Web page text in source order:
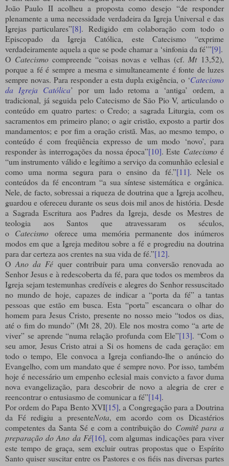
João Paulo II acolheu a proposta como desejo “de responder
plenamente a uma necessidade verdadeira da Igreja Universal e das
Igrejas particulares”[8]. Redigido em colaboração com todo o
Episcopado da Igreja Católica, este Catecismo “exprime
verdadeiramente aquela a que se pode chamar a ‘sinfonia da fé’”[9].
O Catecismocompreende “coisas novas e velhas (cf. Mt13,52),
porque a fé é sempre a mesma e simultaneamente é fonte de luzes
sempre novas. Para responder a esta dupla exigência, o ‘Catecismo
da Igreja Católica’ por um lado retoma a ‘antiga’ ordem, a
tradicional, já seguida pelo Catecismo de São Pio V, articulando o
conteúdo em quatro partes: o Credo; a sagrada Liturgia, com os
sacramentos em primeiro plano; o agir cristão, exposto a partir dos
mandamentos; e por fim a oração cristã. Mas, ao mesmo tempo, o
conteúdo é com freqüência expresso de um modo ‘novo’, para
responder às interrogações da nossa época”[10]. Este Catecismoé
“um instrumento válido e legítimo a serviço da comunhão eclesial e
como uma norma segura para o ensino da fé.”[11]. Nele os
conteúdos da fé encontram “a sua síntese sistemática e orgânica.
Nele, de facto, sobressai a riqueza de doutrina que a Igreja acolheu,
guardou e ofereceu durante os seus dois mil anos de história. Desde
a Sagrada Escritura aos Padres da Igreja, desde os Mestres de
teologia aos Santos que atravessaram os séculos,
o Catecismo oferece uma memória permanente dos inúmeros
modos em que a Igreja meditou sobre a fé e progrediu na doutrina
para dar certeza aos crentes na sua vida de fé.”[12].
O Ano da Féquer contribuir para uma conversão renovada ao
Senhor Jesus e à redescoberta da fé, para que todos os membros da
Igreja sejam testemunhas credíveis e alegres do Senhor ressuscitado
no mundo de hoje, capazes de indicar a “porta da fé” a tantas
pessoas que estão em busca. Esta “porta” escancara o olhar do
homem para Jesus Cristo, presente no nosso meio “todos os dias,
até o fim do mundo” (Mt 28, 20). Ele nos mostra como “a arte de
viver” se aprende “numa relação profunda com Ele”[13]. “Com o
seu amor, Jesus Cristo atrai a Si os homens de cada geração: em
todo o tempo, Ele convoca a Igreja confiando-lhe o anúncio do
Evangelho, com um mandato que é sempre novo. Por isso, também
hoje é necessário um empenho eclesial mais convicto a favor duma
nova evangelização, para descobrir de novo a alegria de crer e
reencontrar o entusiasmo de comunicar a fé”[14].
Por ordem do Papa Bento XVI[15], a Congregação para a Doutrina
da Fé redigiu a presenteNota, em acordo com os Dicastérios
competentes da Santa Sé e com a contribuição do Comitê para a
preparação do Ano da Fé[16], com algumas indicações para viver
este tempo de graça, sem excluir outras propostas que o Espírito
Santo quiser suscitar entre os Pastores e os fiéis nas diversas partes